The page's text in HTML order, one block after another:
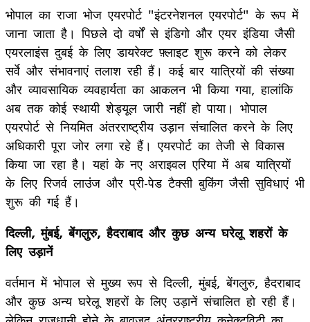
भोपाल का राजा भोज एयरपोर्ट "इंटरनेशनल एयरपोर्ट" के रूप में
जाना जाता है। पिछले दो वर्षों से इंडिगो और एयर इंडिया जैसी
एयरलाइंस दुबई के लिए डायरेक्ट फ़्लाइट शुरू करने को लेकर
सर्वे और संभावनाएं तलाश रही हैं। कई बार यात्रियों की संख्या
और व्यावसायिक व्यवहार्यता का आकलन भी किया गया, हालांकि
अब तक कोई स्थायी शेड्यूल जारी नहीं हो पाया। भोपाल
एयरपोर्ट से नियमित अंतरराष्ट्रीय उड़ान संचालित करने के लिए
अधिकारी पूरा जोर लगा रहे हैं। एयरपोर्ट का तेजी से विकास
किया जा रहा है। यहां के नए अराइवल एरिया में अब यात्रियों
के लिए रिजर्व लाउंज और प्री-पेड टैक्सी बुकिंग जैसी सुविधाएं भी
शुरू की गई हैं।
दिल्ली, मुंबई, बेंगलुरु, हैदराबाद और कुछ अन्य घरेलू शहरों के
लिए उड़ानें
वर्तमान में भोपाल से मुख्य रूप से दिल्ली, मुंबई, बेंगलुरु, हैदराबाद
और कुछ अन्य घरेलू शहरों के लिए उड़ानें संचालित हो रही हैं।